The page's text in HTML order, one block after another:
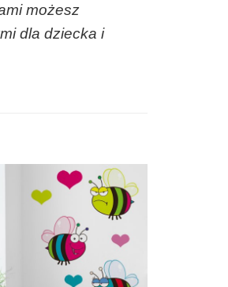
możesz
dla dziecka i